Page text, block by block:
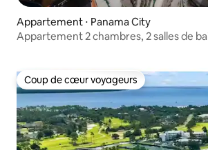
Appartement ⋅ Panama City
Appartement 2 chambres, 2 salles de
Coup de cœur voyageurs
Coup de cœur voyageurs